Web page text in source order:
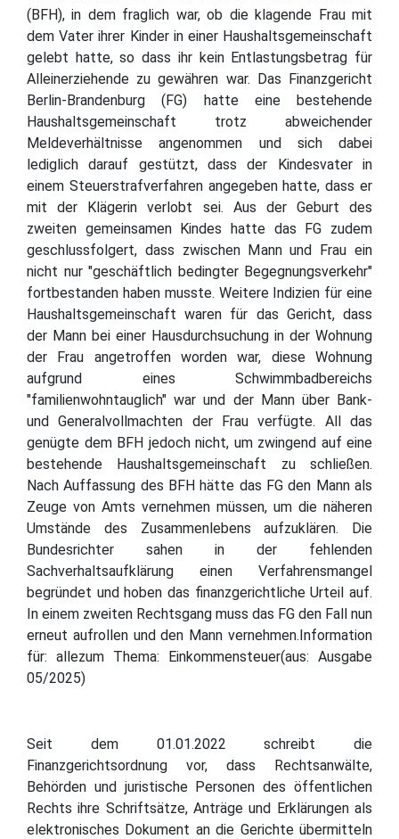
(BFH), in dem fraglich war, ob die klagende Frau mit
dem Vater ihrer Kinder in einer Haushaltsgemeinschaft
gelebt hatte, so dass ihr kein Entlastungsbetrag für
Alleinerziehende zu gewähren war. Das Finanzgericht
Berlin-Brandenburg (FG) hatte eine bestehende
Haushaltsgemeinschaft trotz abweichender
Meldeverhältnisse angenommen und sich dabei
lediglich darauf gestützt, dass der Kindesvater in
einem Steuerstrafverfahren angegeben hatte, dass er
mit der Klägerin verlobt sei. Aus der Geburt des
zweiten gemeinsamen Kindes hatte das FG zudem
geschlussfolgert, dass zwischen Mann und Frau ein
nicht nur "geschäftlich bedingter Begegnungsverkehr"
fortbestanden haben musste. Weitere Indizien für eine
Haushaltsgemeinschaft waren für das Gericht, dass
der Mann bei einer Hausdurchsuchung in der Wohnung
der Frau angetroffen worden war, diese Wohnung
aufgrund eines Schwimmbadbereichs
"familienwohntauglich" war und der Mann über Bank-
und Generalvollmachten der Frau verfügte. All das
genügte dem BFH jedoch nicht, um zwingend auf eine
bestehende Haushaltsgemeinschaft zu schließen.
Nach Auffassung des BFH hätte das FG den Mann als
Zeuge von Amts vernehmen müssen, um die näheren
Umstände des Zusammenlebens aufzuklären. Die
Bundesrichter sahen in der fehlenden
Sachverhaltsaufklärung einen Verfahrensmangel
begründet und hoben das finanzgerichtliche Urteil auf.
In einem zweiten Rechtsgang muss das FG den Fall nun
erneut aufrollen und den Mann vernehmen.Information
für: allezum Thema: Einkommensteuer(aus: Ausgabe
05/2025)
Seit dem 01.01.2022 schreibt die
Finanzgerichtsordnung vor, dass Rechtsanwälte,
Behörden und juristische Personen des öffentlichen
Rechts ihre Schriftsätze, Anträge und Erklärungen als
elektronisches Dokument an die Gerichte übermitteln